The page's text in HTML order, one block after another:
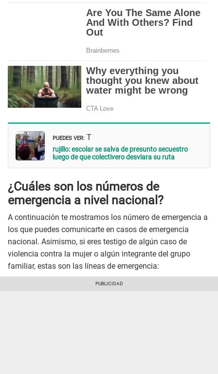
PUEDES VER: T
rujillo: escolar se salva de presunto secuestro
luego de que colectivero desviara su ruta
¿Cuáles son los números de
emergencia a nivel nacional?
A continuación te mostramos los número de emergencia a
los que puedes comunicarte en casos de emergencia
nacional. Asimismo, si eres testigo de algún caso de
violencia contra la mujer o algún integrante del grupo
familiar, estas son las líneas de emergencia: